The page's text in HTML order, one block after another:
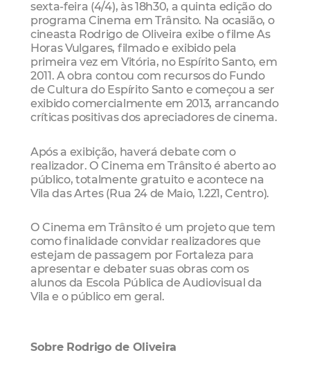
sexta-feira (4/4), às 18h30, a quinta edição do
programa Cinema em Trânsito. Na ocasião, o
cineasta Rodrigo de Oliveira exibe o filme As
Horas Vulgares, filmado e exibido pela
primeira vez em Vitória, no Espírito Santo, em
2011. A obra contou com recursos do Fundo
de Cultura do Espírito Santo e começou a ser
exibido comercialmente em 2013, arrancando
críticas positivas dos apreciadores de cinema.
Após a exibição, haverá debate com o
realizador. O Cinema em Trânsito é aberto ao
público, totalmente gratuito e acontece na
Vila das Artes (Rua 24 de Maio, 1.221, Centro).
O Cinema em Trânsito é um projeto que tem
como finalidade convidar realizadores que
estejam de passagem por Fortaleza para
apresentar e debater suas obras com os
alunos da Escola Pública de Audiovisual da
Vila e o público em geral.
Sobre Rodrigo de Oliveira